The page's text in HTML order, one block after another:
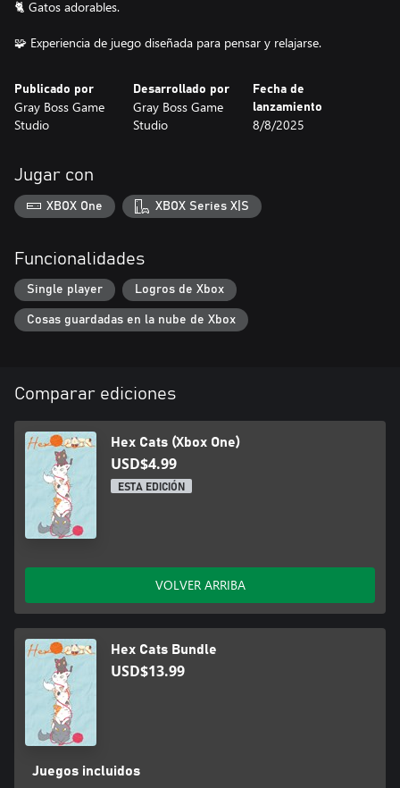
🐈 Gatos adorables.
🧩 Experiencia de juego diseñada para pensar y relajarse.
Publicado por
Gray Boss Game
Studio
Desarrollado por
Gray Boss Game
Studio
Fecha de
lanzamiento
8/8/2025
Jugar con
XBOX One XBOX Series X|S
Funcionalidades
Single player Logros de Xbox
Cosas guardadas en la nube de Xbox
Comparar ediciones
Hex Cats (Xbox One)
USD$4.99
ESTA EDICIÓN
VOLVER ARRIBA
Hex Cats Bundle
USD$13.99
Juegos incluidos